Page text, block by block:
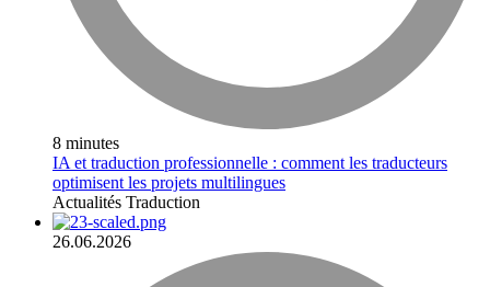
8 minutes
IA et traduction professionnelle : comment les traducteurs
optimisent les projets multilingues
Actualités Traduction
26.06.2026